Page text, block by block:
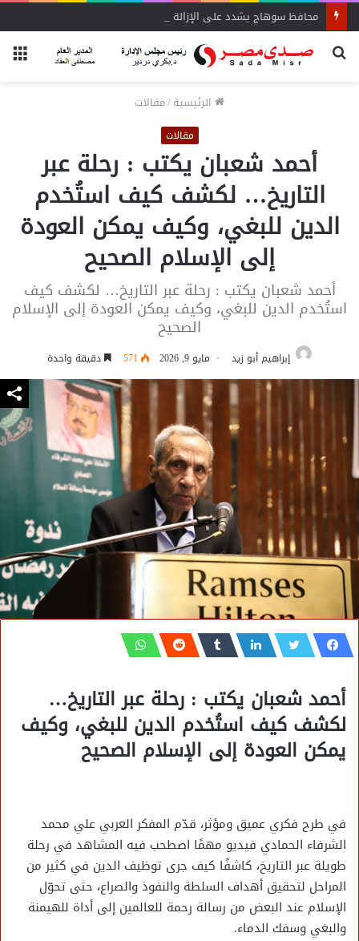
محافظ سوهاج يشدد على الإزالة الفورية
بحث
الرئيسية/مقالات
مقالات
أحمد شعبان يكتب : رحلة عبر
التاريخ… لكشف كيف استُخدم
الدين للبغي، وكيف يمكن العودة
إلى الإسلام الصحيح
أحمد شعبان يكتب : رحلة عبر التاريخ… لكشف كيف
استُخدم الدين للبغي، وكيف يمكن العودة إلى الإسلام
الصحيح
إبراهيم أبو زيد مايو 9, 2026 571 دقيقة واحدة
أحمد شعبان يكتب : رحلة عبر التاريخ…
لكشف كيف استُخدم الدين للبغي، وكيف
يمكن العودة إلى الإسلام الصحيح
في طرح فكري عميق ومؤثر، قدّم المفكر العربي علي محمد
الشرفاء الحمادي فيديو مهمًا اصطحب فيه المشاهد في رحلة
طويلة عبر التاريخ، كاشفًا كيف جرى توظيف الدين في كثير من
المراحل لتحقيق أهداف السلطة والنفوذ والصراع، حتى تحوّل
الإسلام عند البعض من رسالة رحمة للعالمين إلى أداة للهيمنة
والبغي وسفك الدماء.